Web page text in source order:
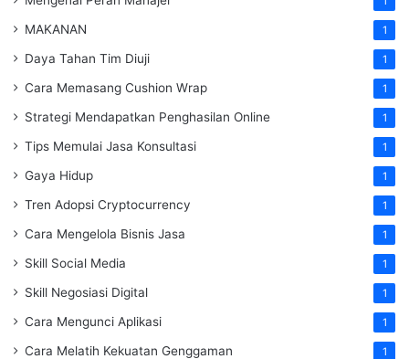
MAKANAN 1
Daya Tahan Tim Diuji 1
Cara Memasang Cushion Wrap 1
Strategi Mendapatkan Penghasilan Online 1
Tips Memulai Jasa Konsultasi 1
Gaya Hidup 1
Tren Adopsi Cryptocurrency 1
Cara Mengelola Bisnis Jasa 1
Skill Social Media 1
Skill Negosiasi Digital 1
Cara Mengunci Aplikasi 1
Cara Melatih Kekuatan Genggaman 1